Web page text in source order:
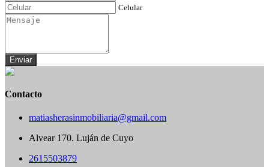
Celular
Enviar
Contacto
matiasherasinmobiliaria@gmail.com
Alvear 170. Luján de Cuyo
2615503879